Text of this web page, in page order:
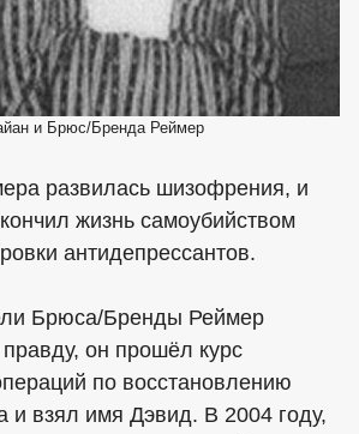
и Брюс/Бренда Реймер
развилась шизофрения, и
жизнь самоубийством
антидепрессантов.
Брюса/Бренды Реймер
он прошёл курс
по восстановлению
и взял имя Дэвид. В 2004 году,